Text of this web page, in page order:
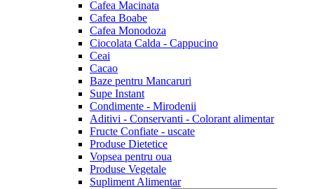
Cafea Macinata
Cafea Boabe
Cafea Monodoza
Ciocolata Calda - Cappucino
Ceai
Cacao
Baze pentru Mancaruri
Supe Instant
Condimente - Mirodenii
Aditivi - Conservanti - Colorant alimentar
Fructe Confiate - uscate
Produse Dietetice
Vopsea pentru oua
Produse Vegetale
Supliment Alimentar